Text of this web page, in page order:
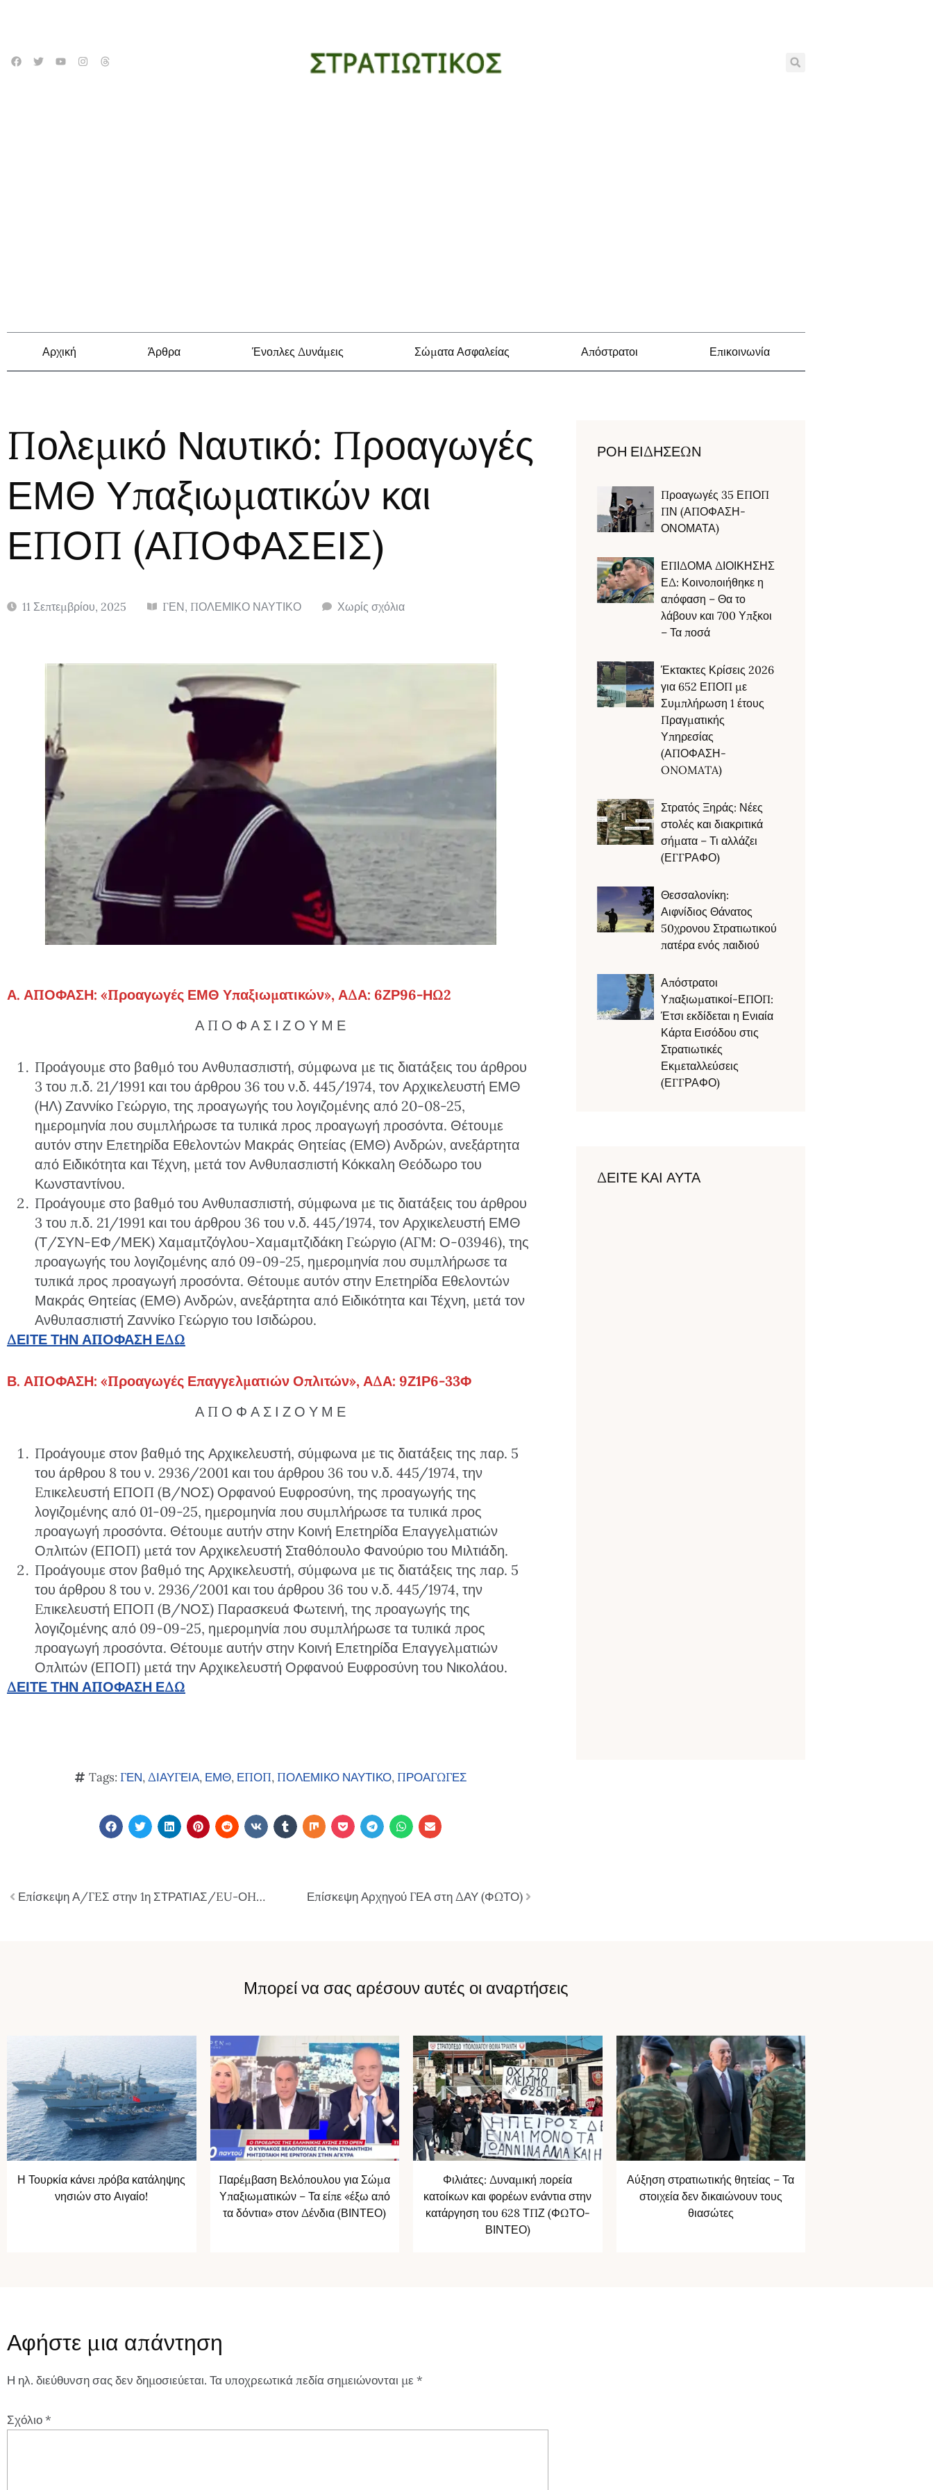
Αρχική Άρθρα Ένοπλες Δυνάμεις Σώματα Ασφαλείας Απόστρατοι Επικοινωνία
Πολεμικό Ναυτικό: Προαγωγές
ΕΜΘ Υπαξιωματικών και
ΕΠΟΠ (ΑΠΟΦΑΣΕΙΣ)
11 Σεπτεμβρίου, 2025 ΓΕΝ, ΠΟΛΕΜΙΚΟ ΝΑΥΤΙΚΟ Χωρίς σχόλια
Α. ΑΠΟΦΑΣΗ: «Προαγωγές ΕΜΘ Υπαξιωματικών», ΑΔΑ: 6ΖΡ96-ΗΩ2
Α Π Ο Φ Α Σ Ι Ζ Ο Υ Μ Ε
Προάγουμε στο βαθμό του Ανθυπασπιστή, σύμφωνα με τις διατάξεις του άρθρου
3 του π.δ. 21/1991 και του άρθρου 36 του ν.δ. 445/1974, τον Αρχικελευστή ΕΜΘ
(ΗΛ) Ζαννίκο Γεώργιο, της προαγωγής του λογιζομένης από 20-08-25,
ημερομηνία που συμπλήρωσε τα τυπικά προς προαγωγή προσόντα. Θέτουμε
αυτόν στην Επετηρίδα Εθελοντών Μακράς Θητείας (ΕΜΘ) Ανδρών, ανεξάρτητα
από Ειδικότητα και Τέχνη, μετά τον Ανθυπασπιστή Κόκκαλη Θεόδωρο του
Κωνσταντίνου.
Προάγουμε στο βαθμό του Ανθυπασπιστή, σύμφωνα με τις διατάξεις του άρθρου
3 του π.δ. 21/1991 και του άρθρου 36 του ν.δ. 445/1974, τον Αρχικελευστή ΕΜΘ
(Τ/ΣΥΝ-ΕΦ/ΜΕΚ) Χαμαμτζόγλου-Χαμαμτζιδάκη Γεώργιο (ΑΓΜ: Ο-03946), της
προαγωγής του λογιζομένης από 09-09-25, ημερομηνία που συμπλήρωσε τα
τυπικά προς προαγωγή προσόντα. Θέτουμε αυτόν στην Επετηρίδα Εθελοντών
Μακράς Θητείας (ΕΜΘ) Ανδρών, ανεξάρτητα από Ειδικότητα και Τέχνη, μετά τον
Ανθυπασπιστή Ζαννίκο Γεώργιο του Ισιδώρου.
ΔΕΙΤΕ ΤΗΝ ΑΠΟΦΑΣΗ ΕΔΩ
Β. ΑΠΟΦΑΣΗ: «Προαγωγές Επαγγελματιών Οπλιτών», ΑΔΑ: 9Ζ1Ρ6-33Φ
Α Π Ο Φ Α Σ Ι Ζ Ο Υ Μ Ε
Προάγουμε στον βαθμό της Αρχικελευστή, σύμφωνα με τις διατάξεις της παρ. 5
του άρθρου 8 του ν. 2936/2001 και του άρθρου 36 του ν.δ. 445/1974, την
Eπικελευστή ΕΠΟΠ (Β/ΝΟΣ) Ορφανού Ευφροσύνη, της προαγωγής της
λογιζομένης από 01-09-25, ημερομηνία που συμπλήρωσε τα τυπικά προς
προαγωγή προσόντα. Θέτουμε αυτήν στην Κοινή Επετηρίδα Επαγγελματιών
Οπλιτών (ΕΠΟΠ) μετά τον Αρχικελευστή Σταθόπουλο Φανούριο του Μιλτιάδη.
Προάγουμε στον βαθμό της Αρχικελευστή, σύμφωνα με τις διατάξεις της παρ. 5
του άρθρου 8 του ν. 2936/2001 και του άρθρου 36 του ν.δ. 445/1974, την
Eπικελευστή ΕΠΟΠ (Β/ΝΟΣ) Παρασκευά Φωτεινή, της προαγωγής της
λογιζομένης από 09-09-25, ημερομηνία που συμπλήρωσε τα τυπικά προς
προαγωγή προσόντα. Θέτουμε αυτήν στην Κοινή Επετηρίδα Επαγγελματιών
Οπλιτών (ΕΠΟΠ) μετά την Αρχικελευστή Ορφανού Ευφροσύνη του Νικολάου.
ΔΕΙΤΕ ΤΗΝ ΑΠΟΦΑΣΗ ΕΔΩ
Tags: ΓΕΝ,ΔΙΑΥΓΕΙΑ, ΕΜΘ, ΕΠΟΠ, ΠΟΛΕΜΙΚΟ ΝΑΥΤΙΚΟ, ΠΡΟΑΓΩΓΕΣ
Επίσκεψη Α/ΓEΣ στην 1η ΣΤΡΑΤΙΑΣ/EU-ΟHQ «ΑΧΙΛΛΕΑΣ» (ΦΩΤΟ) Επίσκεψη Αρχηγού ΓΕΑ στη ΔΑΥ (ΦΩΤΟ)
ΡΟΗ ΕΙΔΗΣΕΩΝ
Προαγωγές 35 ΕΠΟΠ
ΠΝ (ΑΠΟΦΑΣΗ-
ΟΝΟΜΑΤΑ)
ΕΠΙΔΟΜΑ ΔΙΟΙΚΗΣΗΣ
ΕΔ: Κοινοποιήθηκε η
απόφαση – Θα το
λάβουν και 700 Υπξκοι
– Τα ποσά
Έκτακτες Κρίσεις 2026
για 652 ΕΠΟΠ με
Συμπλήρωση 1 έτους
Πραγματικής
Υπηρεσίας
(ΑΠΟΦΑΣΗ-
ONOMATA)
Στρατός Ξηράς: Νέες
στολές και διακριτικά
σήματα – Τι αλλάζει
(ΕΓΓΡΑΦΟ)
Θεσσαλονίκη:
Αιφνίδιος Θάνατος
50χρονου Στρατιωτικού
πατέρα ενός παιδιού
Απόστρατοι
Υπαξιωματικοί-ΕΠΟΠ:
Έτσι εκδίδεται η Ενιαία
Κάρτα Εισόδου στις
Στρατιωτικές
Εκμεταλλεύσεις
(ΕΓΓΡΑΦΟ)
ΔΕΙΤΕ ΚΑΙ ΑΥΤΑ
Μπορεί να σας αρέσουν αυτές οι αναρτήσεις
Η Τουρκία κάνει πρόβα κατάληψης
νησιών στο Αιγαίο!
Παρέμβαση Βελόπουλου για Σώμα
Υπαξιωματικών – Τα είπε «έξω από
τα δόντια» στον Δένδια (ΒΙΝΤΕΟ)
Φιλιάτες: Δυναμική πορεία
κατοίκων και φορέων ενάντια στην
κατάργηση του 628 ΤΠΖ (ΦΩΤΟ-
ΒΙΝΤΕΟ)
Αύξηση στρατιωτικής θητείας – Τα
στοιχεία δεν δικαιώνουν τους
θιασώτες
Αφήστε μια απάντηση
Η ηλ. διεύθυνση σας δεν δημοσιεύεται. Τα υποχρεωτικά πεδία σημειώνονται με *
Σχόλιο*